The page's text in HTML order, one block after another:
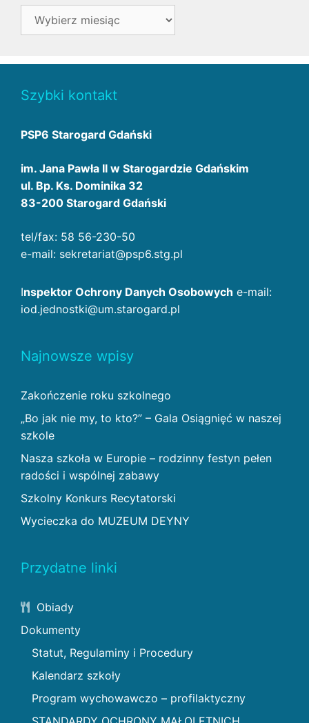
Archiwa
Szybki kontakt
PSP6 Starogard Gdański
im. Jana Pawła II w Starogardzie Gdańskim
ul. Bp. Ks. Dominika 32
83-200 Starogard Gdański
tel/fax: 58 56-230-50
e-mail: sekretariat@psp6.stg.pl
Inspektor Ochrony Danych Osobowych e-mail:
iod.jednostki@um.starogard.pl
Najnowsze wpisy
Zakończenie roku szkolnego
„Bo jak nie my, to kto?” – Gala Osiągnięć w naszej
szkole
Nasza szkoła w Europie – rodzinny festyn pełen
radości i wspólnej zabawy
Szkolny Konkurs Recytatorski
Wycieczka do MUZEUM DEYNY
Przydatne linki
Obiady
Dokumenty
Statut, Regulaminy i Procedury
Kalendarz szkoły
Program wychowawczo – profilaktyczny